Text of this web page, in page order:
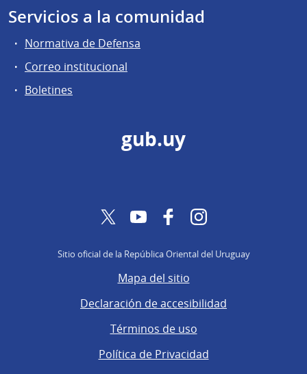
Servicios a la comunidad
Normativa de Defensa
Correo institucional
Boletines
gub.uy
TwitterYouTubeFacebookInstagram
Sitio oficial de la República Oriental del Uruguay
Mapa del sitio
Declaración de accesibilidad
Términos de uso
Política de Privacidad